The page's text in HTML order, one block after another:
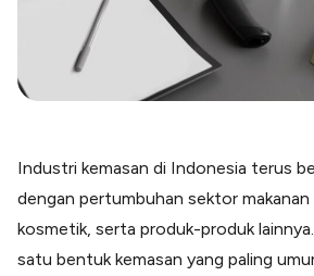
Food & Beverages
Health & Beauty
Terima Pembayaran Instan Dan
Industri kemasan di Indonesia terus
dengan pertumbuhan sektor makanan
kosmetik, serta produk-produk
satu bentuk kemasan yang paling